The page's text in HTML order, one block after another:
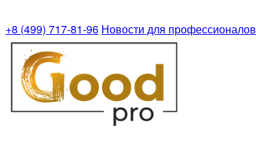
+8 (499) 717-81-96 Новости для профессионалов